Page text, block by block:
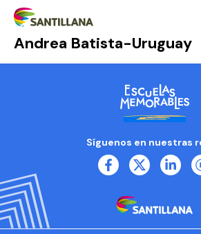
Andrea Batista-Uruguay
Síguenos en nuestras